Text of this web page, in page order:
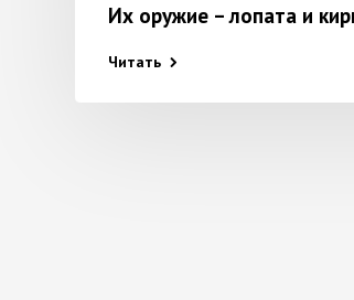
Их оружие – лопата и
Читать